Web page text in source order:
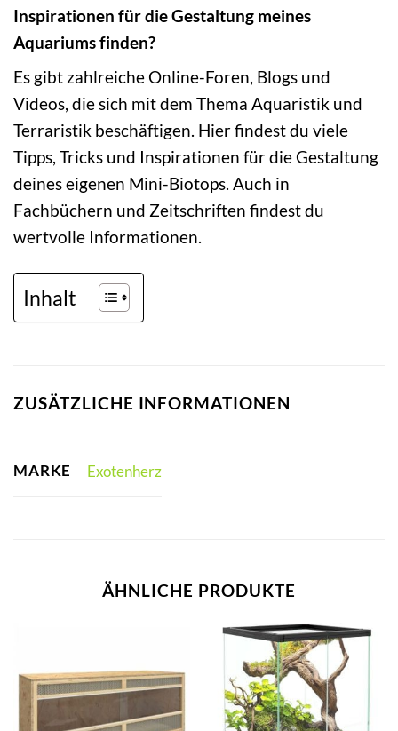
Inspirationen für die Gestaltung meines
Aquariums finden?
Es gibt zahlreiche Online-Foren, Blogs und
Videos, die sich mit dem Thema Aquaristik und
Terraristik beschäftigen. Hier findest du viele
Tipps, Tricks und Inspirationen für die Gestaltung
deines eigenen Mini-Biotops. Auch in
Fachbüchern und Zeitschriften findest du
wertvolle Informationen.
Inhalt
ZUSÄTZLICHE INFORMATIONEN
MARKE Exotenherz
ÄHNLICHE PRODUKTE